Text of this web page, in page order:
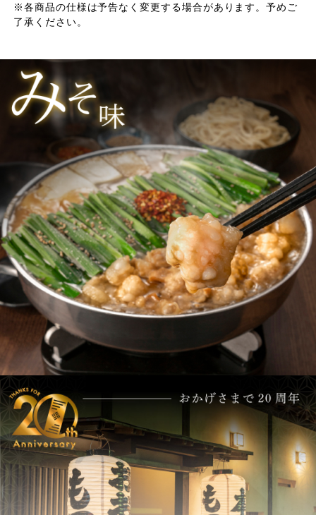
※各商品の仕様は予告なく変更する場合があります。予めご
了承ください。